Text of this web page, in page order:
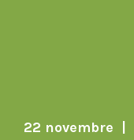
22 novembre |